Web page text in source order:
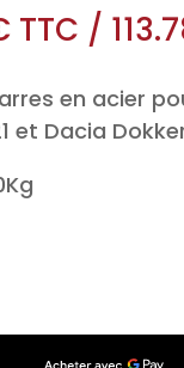
TTC /
en acier
et Dacia